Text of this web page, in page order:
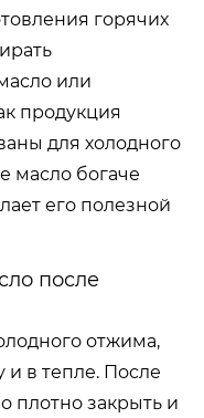
горячих
или
продукция
для холодного
масло богаче
его полезной
после
отжима,
и в тепле. После
плотно закрыть и